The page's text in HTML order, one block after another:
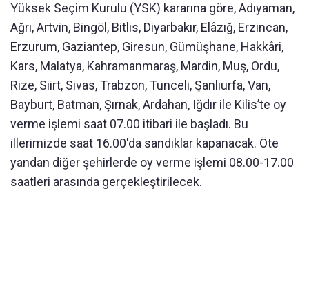
Yüksek Seçim Kurulu (YSK) kararına göre, Adıyaman,
Ağrı, Artvin, Bingöl, Bitlis, Diyarbakır, Elâzığ, Erzincan,
Erzurum, Gaziantep, Giresun, Gümüşhane, Hakkâri,
Kars, Malatya, Kahramanmaraş, Mardin, Muş, Ordu,
Rize, Siirt, Sivas, Trabzon, Tunceli, Şanlıurfa, Van,
Bayburt, Batman, Şırnak, Ardahan, Iğdır ile Kilis’te oy
verme işlemi saat 07.00 itibari ile başladı. Bu
illerimizde saat 16.00'da sandıklar kapanacak. Öte
yandan diğer şehirlerde oy verme işlemi 08.00-17.00
saatleri arasında gerçekleştirilecek.